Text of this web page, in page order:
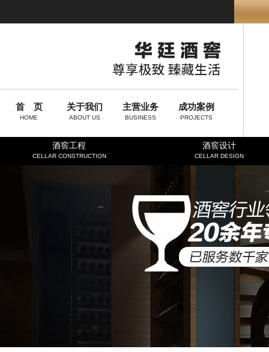
首 页
HOME
关于我们
ABOUT US
主营业务
BUSINESS
成功案例
PROJECTS
酒窖工程
CELLAR CONSTRUCTION
酒窖设计
CELLAR DESIGN